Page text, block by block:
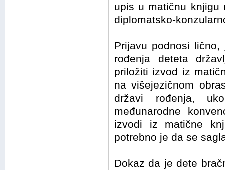
upis u matičnu knjigu
diplomatsko-
Prijavu podnosi
rođenja deteta
priložiti izvod iz
na višejezičnom
državi rođenja,
međunarodne
izvodi iz matične
potrebno je da se
Dokaz da je dete